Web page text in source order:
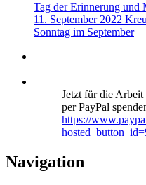
Tag der Erinnerung und
11. September 2022
Sonntag im September
Jetzt für die
per PayPal
https://
Navigation